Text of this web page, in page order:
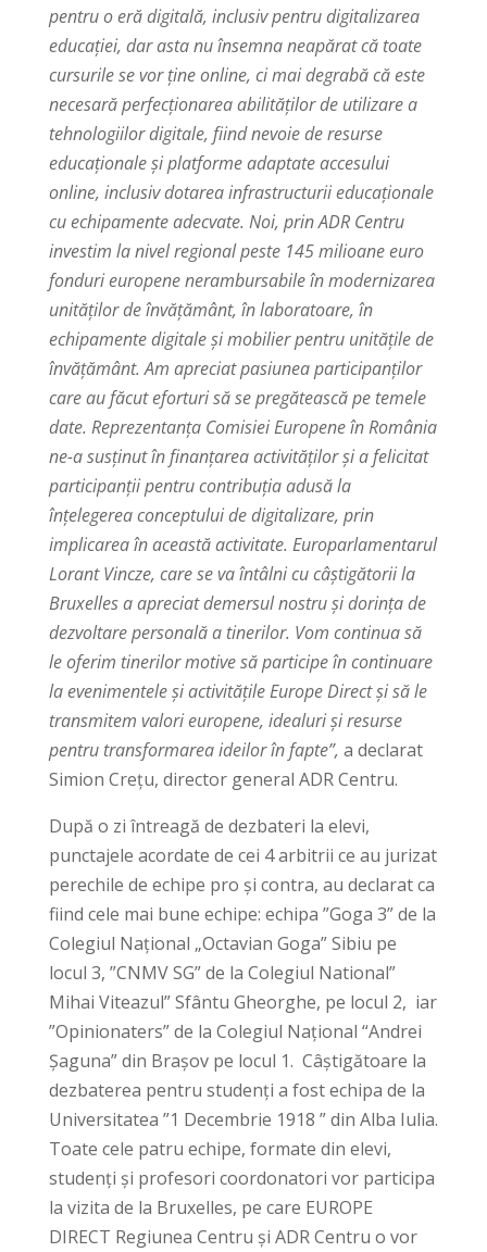
pentru o eră digitală, inclusiv pentru digitalizarea
educației, dar asta nu însemna neapărat că toate
cursurile se vor ține online, ci mai degrabă că este
necesară perfecționarea abilităților de utilizare a
tehnologiilor digitale, fiind nevoie de resurse
educaționale și platforme adaptate accesului
online, inclusiv dotarea infrastructurii educaționale
cu echipamente adecvate. Noi, prin ADR Centru
investim la nivel regional peste 145 milioane euro
fonduri europene nerambursabile în modernizarea
unităților de învățământ, în laboratoare, în
echipamente digitale și mobilier pentru unitățile de
învățământ. Am apreciat pasiunea participanților
care au făcut eforturi să se pregătească pe temele
date. Reprezentanța Comisiei Europene în România
ne-a susținut în finanțarea activităților și a felicitat
participanții pentru contribuția adusă la
înțelegerea conceptului de digitalizare, prin
implicarea în această activitate. Europarlamentarul
Lorant Vincze, care se va întâlni cu câștigătorii la
Bruxelles a apreciat demersul nostru și dorința de
dezvoltare personală a tinerilor. Vom continua să
le oferim tinerilor motive să participe în continuare
la evenimentele și activitățile Europe Direct și să le
transmitem valori europene, idealuri și resurse
pentru transformarea ideilor în fapte”, a declarat
Simion Crețu, director general ADR Centru.
După o zi întreagă de dezbateri la elevi,
punctajele acordate de cei 4 arbitrii ce au jurizat
perechile de echipe pro și contra, au declarat ca
fiind cele mai bune echipe: echipa ”Goga 3” de la
Colegiul Național „Octavian Goga” Sibiu pe
locul 3, ”CNMV SG” de la Colegiul National”
Mihai Viteazul” Sfântu Gheorghe, pe locul 2, iar
”Opinionaters” de la Colegiul Național “Andrei
Șaguna” din Brașov pe locul 1. Câștigătoare la
dezbaterea pentru studenți a fost echipa de la
Universitatea ”1 Decembrie 1918 ” din Alba Iulia.
Toate cele patru echipe, formate din elevi,
studenți și profesori coordonatori vor participa
la vizita de la Bruxelles, pe care EUROPE
DIRECT Regiunea Centru și ADR Centru o vor